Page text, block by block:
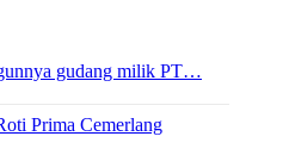
gudang milik PT…
Prima Cemerlang